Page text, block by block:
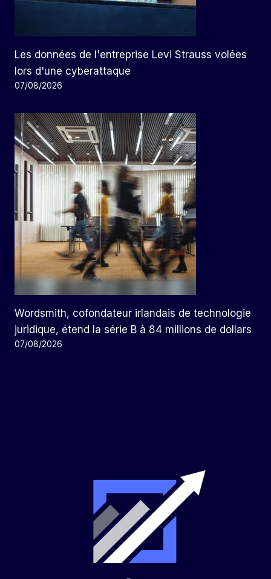
Les données de l'entreprise Levi Strauss volées
lors d'une cyberattaque
07/08/2026
Wordsmith, cofondateur irlandais de technologie
juridique, étend la série B à 84 millions de dollars
07/08/2026